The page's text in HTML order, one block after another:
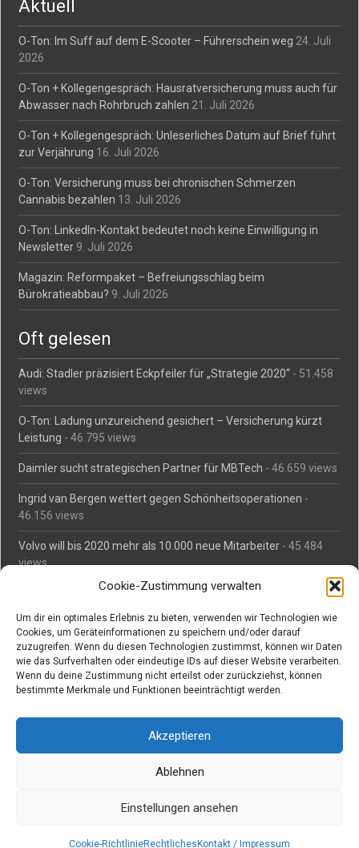
Cookie-Zustimmung verwalten
Um dir ein optimales Erlebnis zu bieten, verwenden wir Technologien wie
Cookies, um Geräteinformationen zu speichern und/oder darauf
zuzugreifen. Wenn du diesen Technologien zustimmst, können wir Daten
wie das Surfverhalten oder eindeutige IDs auf dieser Website verarbeiten.
Wenn du deine Zustimmung nicht erteilst oder zurückziehst, können
bestimmte Merkmale und Funktionen beeinträchtigt werden.
Akzeptieren
Ablehnen
Einstellungen ansehen
Cookie-RichtlinieRechtliches Kontakt / Impressum
Aktuell
O-Ton: Im Suff auf dem E-Scooter – Führerschein weg 24. Juli
2026
O-Ton + Kollegengespräch: Hausratversicherung muss auch für
Abwasser nach Rohrbruch zahlen 21. Juli 2026
O-Ton + Kollegengespräch: Unleserliches Datum auf Brief führt
zur Verjährung 16. Juli 2026
O-Ton: Versicherung muss bei chronischen Schmerzen
Cannabis bezahlen 13. Juli 2026
O-Ton: LinkedIn-Kontakt bedeutet noch keine Einwilligung in
Newsletter 9. Juli 2026
Magazin: Reformpaket – Befreiungsschlag beim
Bürokratieabbau? 9. Juli 2026
Oft gelesen
Audi: Stadler präzisiert Eckpfeiler für „Strategie 2020“ - 51.458
views
O-Ton: Ladung unzureichend gesichert – Versicherung kürzt
Leistung - 46.795 views
Daimler sucht strategischen Partner für MBTech - 46.659 views
Ingrid van Bergen wettert gegen Schönheitsoperationen -
46.156 views
Volvo will bis 2020 mehr als 10.000 neue Mitarbeiter - 45.484
views
Mäßiges Interesse an Daimlers MBtech- 44.713 views
O-Ton: Wer muss Schaden für abgedriftete Silvesterraketen
zahlen? - 42.367 views
Kollegengespräch: Urteile zum Grillen- 42.060 views
Suchen bei Vorabs